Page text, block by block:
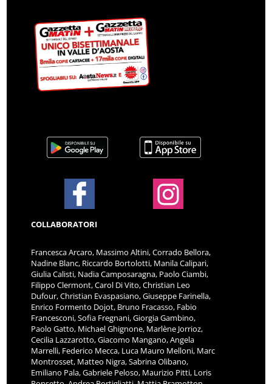
COLLABORATORI
Francesca Arcaro, Massimo Altini, Corrado Bellora,
Nadine Blanc, Riccardo Bortolotti, Manila Calipari,
Giulia Calisti, Nadia Camposaragna, Paolo Ciambi,
Filippo Clermont, Carol Di Vito, Christian Leo
Dufour, Christian Evaspasiano, Giuseppe Farinella,
Enrico Formento Dojot, Bruno Fracasso, Fabio
Francesconi, Sofia Fregnani, Giorgia Gambino,
Paolo Gatto, Michael Ghignone, Marlène Jorrioz,
Cecilia Lazzarotto, Giacomo Mangano, Angela
Marrelli, Federico Mecca, Luca Mauro Melloni, Marc
Montrosset, Matteo Nigra, Sabrina Olibano,
Emiliano Pala, Gabriele Peloso, Maurizio Pitti, Loris